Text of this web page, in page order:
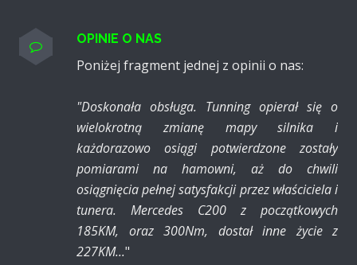
OPINIE O NAS
Poniżej fragment jednej z opinii o nas:
"Doskonała obsługa. Tunning opierał się o
wielokrotną zmianę mapy silnika i
każdorazowo osiągi potwierdzone zostały
pomiarami na hamowni, aż do chwili
osiągnięcia pełnej satysfakcji przez właściciela i
tunera. Mercedes C200 z początkowych
185KM, oraz 300Nm, dostał inne życie z
227KM..."